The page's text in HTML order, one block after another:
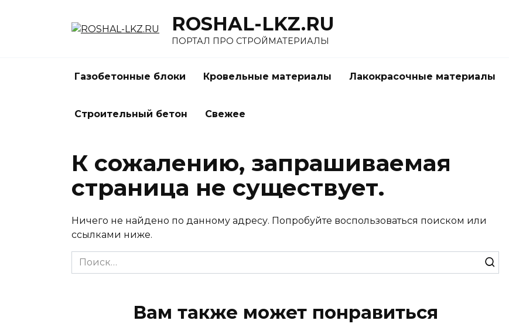
ROSHAL-LKZ.RU
ПОРТАЛ ПРО СТРОЙМАТЕРИАЛЫ
Газобетонные блоки Кровельные материалы Лакокрасочные материалы
Строительный бетон Свежее
К сожалению, запрашиваемая
страница не существует.
Ничего не найдено по данному адресу. Попробуйте воспользоваться поиском или
ссылками ниже.
Search
for:
Вам также может понравиться